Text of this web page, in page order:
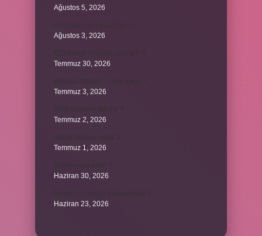
Ağustos 5, 2026
Ağustos 3, 2026
Temmuz 30, 2026
Temmuz 3, 2026
Temmuz 2, 2026
Temmuz 1, 2026
Haziran 30, 2026
Haziran 23, 2026